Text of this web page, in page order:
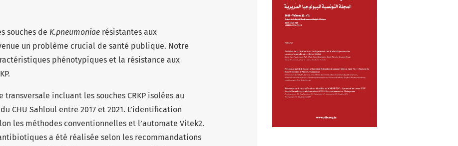
souches de K.pneumoniae résistantes aux
un problème crucial de santé publique. Notre
phénotypiques et la résistance aux
transversale incluant les souches CRKP isolées au
CHU Sahloul entre 2017 et 2021. L’identification
les méthodes conventionnelles et l’automate Vitek2.
a été réalisée selon les recommandations